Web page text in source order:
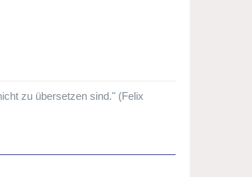
zu übersetzen sind." (Felix